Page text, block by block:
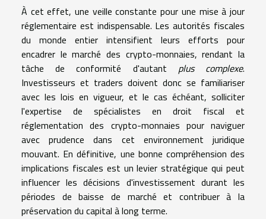
À cet effet, une veille constante pour une mise à jour
réglementaire est indispensable. Les autorités fiscales
du monde entier intensifient leurs efforts pour
encadrer le marché des crypto-monnaies, rendant la
tâche de conformité d'autant plus complexe.
Investisseurs et traders doivent donc se familiariser
avec les lois en vigueur, et le cas échéant, solliciter
l'expertise de spécialistes en droit fiscal et
réglementation des crypto-monnaies pour naviguer
avec prudence dans cet environnement juridique
mouvant. En définitive, une bonne compréhension des
implications fiscales est un levier stratégique qui peut
influencer les décisions d'investissement durant les
périodes de baisse de marché et contribuer à la
préservation du capital à long terme.